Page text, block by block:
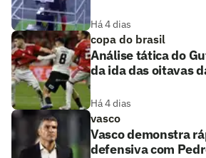
Há 4 dias
copa do brasil
Análise tática do
da ida das oitavas
Há 4 dias
vasco
Vasco demonstra
defensiva com